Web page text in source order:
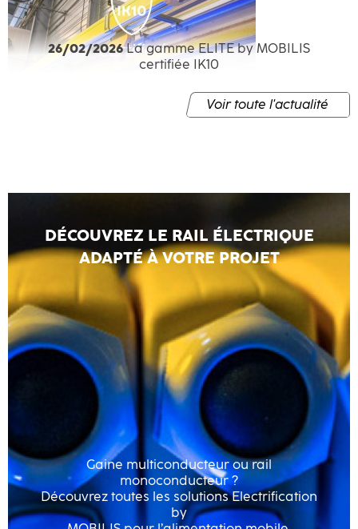
26/02/2026La gamme ELITE by MOBILIS
certifiée IK10
Voir toute l'actualité
DÉCOUVREZ LE RAIL ÉLECTRIQUE
ADAPTÉ À VOTRE PROJET
Gaine multiconducteur ou rail
monoconducteur ?
Découvrez toutes les solutions Electrification
by